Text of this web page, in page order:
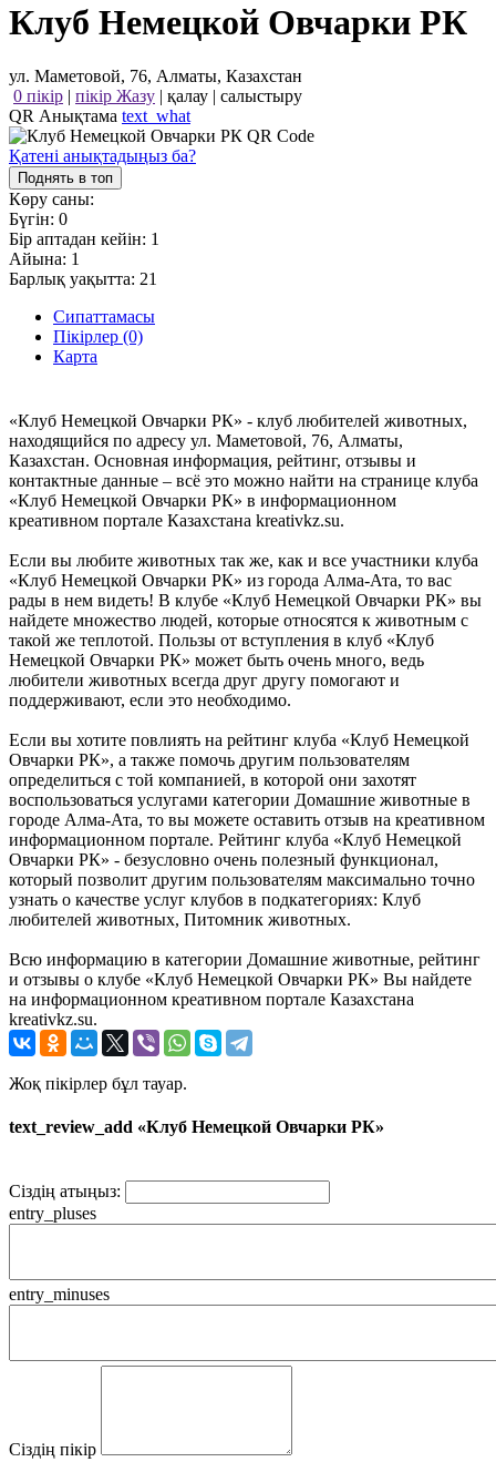
Клуб Немецкой Овчарки РК
ул. Маметовой, 76, Алматы, Казахстан
0 пікір | пікір Жазу | қалау | салыстыру
QR Анықтама text_what
Қатені анықтадыңыз ба?
Поднять в топ
Көру саны:
Бүгін: 0
Бір аптадан кейін: 1
Айына: 1
Барлық уақытта: 21
Сипаттамасы
Пікірлер (0)
Карта
«Клуб Немецкой Овчарки РК» - клуб любителей животных,
находящийся по адресу ул. Маметовой, 76, Алматы,
Казахстан. Основная информация, рейтинг, отзывы и
контактные данные – всё это можно найти на странице клуба
«Клуб Немецкой Овчарки РК» в информационном
креативном портале Казахстана kreativkz.su.
Если вы любите животных так же, как и все участники клуба
«Клуб Немецкой Овчарки РК» из города Алма-Ата, то вас
рады в нем видеть! В клубе «Клуб Немецкой Овчарки РК» вы
найдете множество людей, которые относятся к животным с
такой же теплотой. Пользы от вступления в клуб «Клуб
Немецкой Овчарки РК» может быть очень много, ведь
любители животных всегда друг другу помогают и
поддерживают, если это необходимо.
Если вы хотите повлиять на рейтинг клуба «Клуб Немецкой
Овчарки РК», а также помочь другим пользователям
определиться с той компанией, в которой они захотят
воспользоваться услугами категории Домашние животные в
городе Алма-Ата, то вы можете оставить отзыв на креативном
информационном портале. Рейтинг клуба «Клуб Немецкой
Овчарки РК» - безусловно очень полезный функционал,
который позволит другим пользователям максимально точно
узнать о качестве услуг клубов в подкатегориях: Клуб
любителей животных, Питомник животных.
Всю информацию в категории Домашние животные, рейтинг
и отзывы о клубе «Клуб Немецкой Овчарки РК» Вы найдете
на информационном креативном портале Казахстана
kreativkz.su.
Жоқ пікірлер бұл тауар.
text_review_add «Клуб Немецкой Овчарки РК»
Сіздің атыңыз:
entry_pluses
entry_minuses
Сіздің пікір